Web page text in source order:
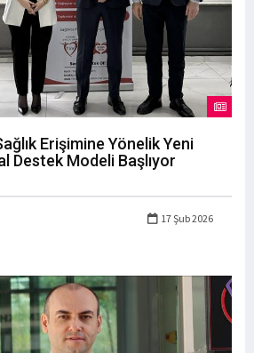
Erişimine Yönelik Yeni
Destek Modeli Başlıyor
17 Şub 2026